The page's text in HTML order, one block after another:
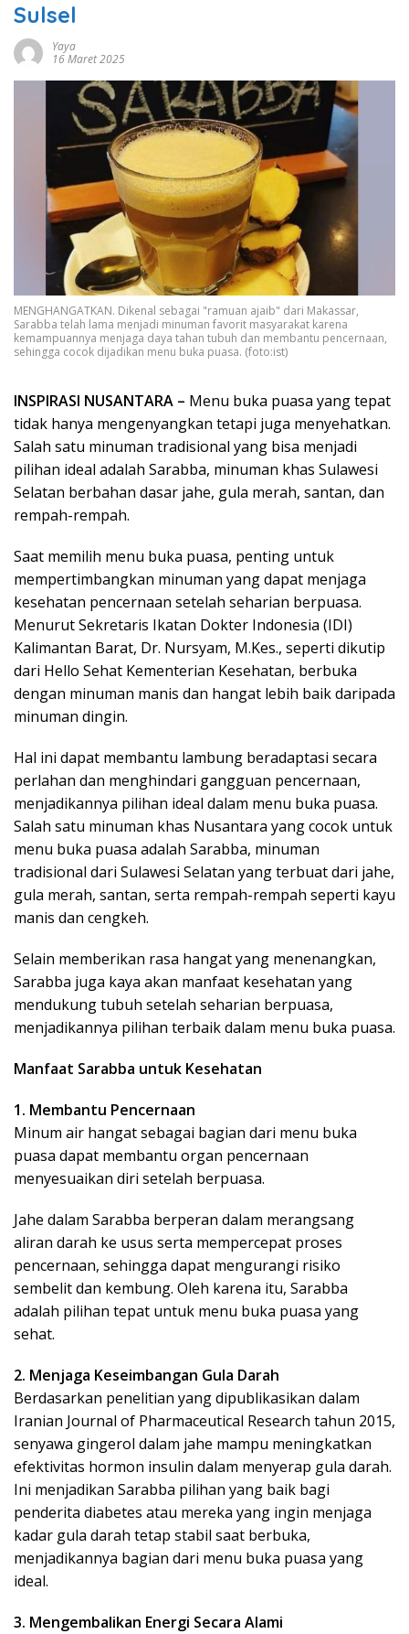
Sulsel
Yaya
16 Maret 2025
MENGHANGATKAN. Dikenal sebagai "ramuan ajaib" dari Makassar,
Sarabba telah lama menjadi minuman favorit masyarakat karena
kemampuannya menjaga daya tahan tubuh dan membantu pencernaan,
sehingga cocok dijadikan menu buka puasa. (foto:ist)
INSPIRASI NUSANTARA – Menu buka puasa yang tepat
tidak hanya mengenyangkan tetapi juga menyehatkan.
Salah satu minuman tradisional yang bisa menjadi
pilihan ideal adalah Sarabba, minuman khas Sulawesi
Selatan berbahan dasar jahe, gula merah, santan, dan
rempah-rempah.
Saat memilih menu buka puasa, penting untuk
mempertimbangkan minuman yang dapat menjaga
kesehatan pencernaan setelah seharian berpuasa.
Menurut Sekretaris Ikatan Dokter Indonesia (IDI)
Kalimantan Barat, Dr. Nursyam, M.Kes., seperti dikutip
dari Hello Sehat Kementerian Kesehatan, berbuka
dengan minuman manis dan hangat lebih baik daripada
minuman dingin.
Hal ini dapat membantu lambung beradaptasi secara
perlahan dan menghindari gangguan pencernaan,
menjadikannya pilihan ideal dalam menu buka puasa.
Salah satu minuman khas Nusantara yang cocok untuk
menu buka puasa adalah Sarabba, minuman
tradisional dari Sulawesi Selatan yang terbuat dari jahe,
gula merah, santan, serta rempah-rempah seperti kayu
manis dan cengkeh.
Selain memberikan rasa hangat yang menenangkan,
Sarabba juga kaya akan manfaat kesehatan yang
mendukung tubuh setelah seharian berpuasa,
menjadikannya pilihan terbaik dalam menu buka puasa.
Manfaat Sarabba untuk Kesehatan
1. Membantu Pencernaan
Minum air hangat sebagai bagian dari menu buka
puasa dapat membantu organ pencernaan
menyesuaikan diri setelah berpuasa.
Jahe dalam Sarabba berperan dalam merangsang
aliran darah ke usus serta mempercepat proses
pencernaan, sehingga dapat mengurangi risiko
sembelit dan kembung. Oleh karena itu, Sarabba
adalah pilihan tepat untuk menu buka puasa yang
sehat.
2. Menjaga Keseimbangan Gula Darah
Berdasarkan penelitian yang dipublikasikan dalam
Iranian Journal of Pharmaceutical Research tahun 2015,
senyawa gingerol dalam jahe mampu meningkatkan
efektivitas hormon insulin dalam menyerap gula darah.
Ini menjadikan Sarabba pilihan yang baik bagi
penderita diabetes atau mereka yang ingin menjaga
kadar gula darah tetap stabil saat berbuka,
menjadikannya bagian dari menu buka puasa yang
ideal.
3. Mengembalikan Energi Secara Alami